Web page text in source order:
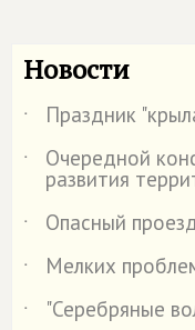
Новости
˙
Праздник
˙
Очередной
развития
˙
Опасный
˙
Мелких
˙
"Серебряные